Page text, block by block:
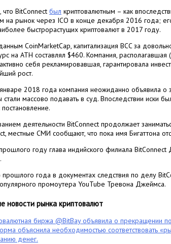
BitConnect был криптовалютным – как
рынок через ICO в конце декабря 2016 года;
быстрорастущих криптовалют в 2017 году.
CoinMarketCap, капитализация BCC за
на ATH составлял $460. Компания,
себя рекламировавшая, гарантировала
рост.
2018 года компания неожиданно объявила о
стали массово подавать в суд. Впоследствии иски
деятельности BitConnect продолжает
местные СМИ сообщают, что пока имя Бигаттона
году глава индийского филиала
года в документах следствия по делу
промоутера YouTube Тревона Джеймса.
новости рынка криптовалют
биржа @BitBay объявила о прекращении
объяснила необходимостью соответствовать
денег.